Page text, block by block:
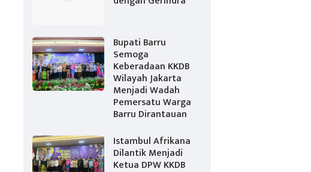
Bupati Barru
Semoga
Keberadaan KKDB
Wilayah Jakarta
Menjadi Wadah
Pemersatu Warga
Barru Dirantauan
Istambul Afrikana
Dilantik Menjadi
Ketua DPW KKDB